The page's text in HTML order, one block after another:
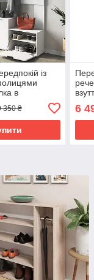
із
в
з
ДСП 140 см
350 ₴ 6